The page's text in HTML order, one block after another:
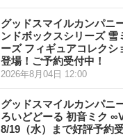
グッドスマイルカンパニ
ンドボックスシリーズ 雪
ーズ フィギュアコレクシ
登場！ご予約受付中！
2026年8月04日 12:00
グッドスマイルカンパニ
ろいどどーる 初音ミク
8/19（水）まで好評予約